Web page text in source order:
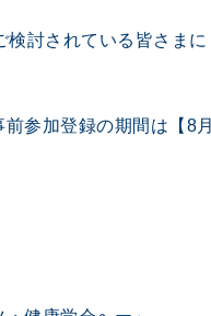
検討されている皆さまに
参加登録の期間は【8月